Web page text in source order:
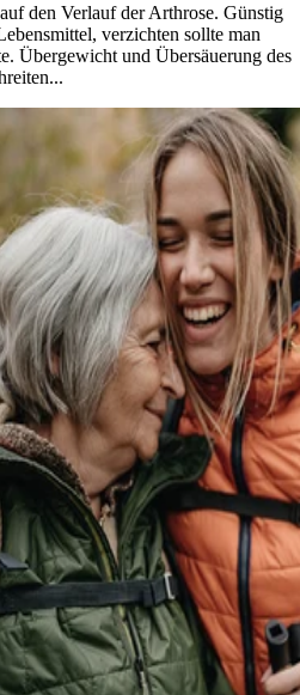
den Verlauf der Arthrose. Günstig
verzichten sollte man
Übergewicht und Übersäuerung des